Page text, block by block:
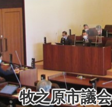
牧之原市議会